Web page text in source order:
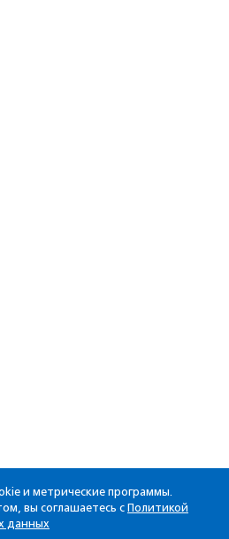
и метрические программы.
вы соглашаетесь с Политикой
данных